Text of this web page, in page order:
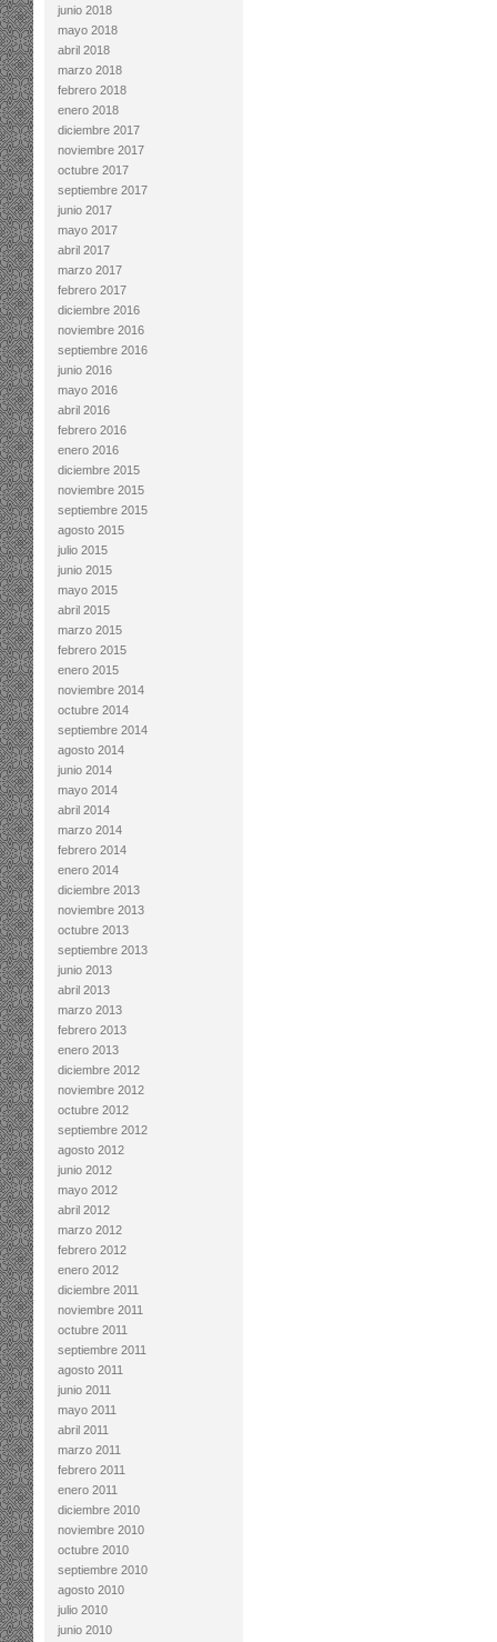
junio 2018
mayo 2018
abril 2018
marzo 2018
febrero 2018
enero 2018
diciembre 2017
noviembre 2017
octubre 2017
septiembre 2017
junio 2017
mayo 2017
abril 2017
marzo 2017
febrero 2017
diciembre 2016
noviembre 2016
septiembre 2016
junio 2016
mayo 2016
abril 2016
febrero 2016
enero 2016
diciembre 2015
noviembre 2015
septiembre 2015
agosto 2015
julio 2015
junio 2015
mayo 2015
abril 2015
marzo 2015
febrero 2015
enero 2015
noviembre 2014
octubre 2014
septiembre 2014
agosto 2014
junio 2014
mayo 2014
abril 2014
marzo 2014
febrero 2014
enero 2014
diciembre 2013
noviembre 2013
octubre 2013
septiembre 2013
junio 2013
abril 2013
marzo 2013
febrero 2013
enero 2013
diciembre 2012
noviembre 2012
octubre 2012
septiembre 2012
agosto 2012
junio 2012
mayo 2012
abril 2012
marzo 2012
febrero 2012
enero 2012
diciembre 2011
noviembre 2011
octubre 2011
septiembre 2011
agosto 2011
junio 2011
mayo 2011
abril 2011
marzo 2011
febrero 2011
enero 2011
diciembre 2010
noviembre 2010
octubre 2010
septiembre 2010
agosto 2010
julio 2010
junio 2010